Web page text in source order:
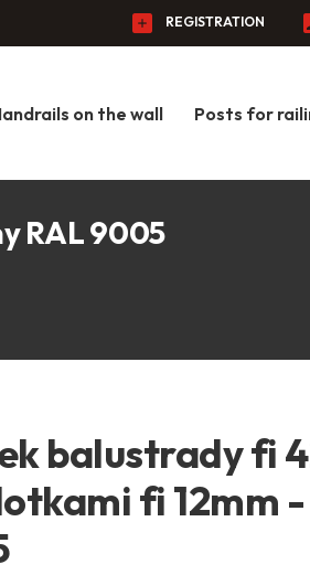
REGISTRATION
on the wall Posts for
RAL 9005
balustrady fi
fi 12mm